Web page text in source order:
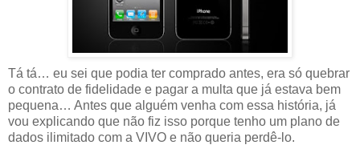
Tá tá… eu sei que podia ter comprado antes, era só quebrar
o contrato de fidelidade e pagar a multa que já estava bem
pequena… Antes que alguém venha com essa história, já
vou explicando que não fiz isso porque tenho um plano de
dados ilimitado com a VIVO e não queria perdê-lo.